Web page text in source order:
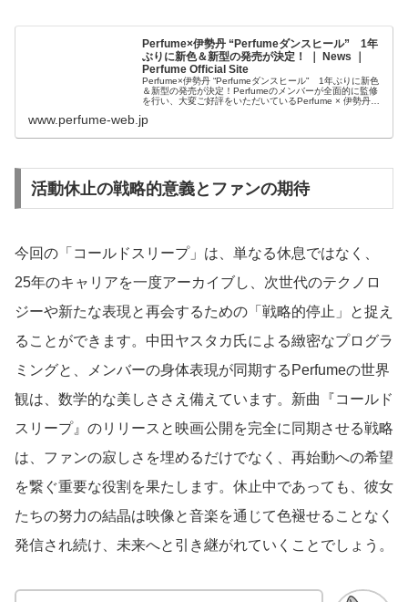
Perfume×伊勢丹 “Perfumeダンスヒール” 1年
ぶりに新色＆新型の発売が決定！ ｜ News ｜
Perfume Official Site
Perfume×伊勢丹 “Perfumeダンスヒール" 1年ぶりに新色
＆新型の発売が決定！Perfumeのメンバーが全面的に監修
を行い、大変ご好評をいただいているPerfume × 伊勢丹
www.perfume-web.jp
活動休止の戦略的意義とファンの期待
今回の「コールドスリープ」は、単なる休息ではなく、
25年のキャリアを一度アーカイブし、次世代のテクノロ
ジーや新たな表現と再会するための「戦略的停止」と捉え
ることができます。中田ヤスタカ氏による緻密なプログラ
ミングと、メンバーの身体表現が同期するPerfumeの世界
観は、数学的な美しささえ備えています。新曲『コールド
スリープ』のリリースと映画公開を完全に同期させる戦略
は、ファンの寂しさを埋めるだけでなく、再始動への希望
を繋ぐ重要な役割を果たします。休止中であっても、彼女
たちの努力の結晶は映像と音楽を通じて色褪せることなく
発信され続け、未来へと引き継がれていくことでしょう。